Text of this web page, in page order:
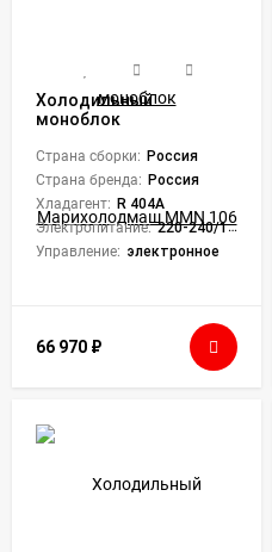
Холодильный
моноблок
106
Страна сборки: Россия
Страна бренда: Россия
Хладагент: R 404A
Электропитание: 220-240/1/50
Управление: электронное
66 970 ₽